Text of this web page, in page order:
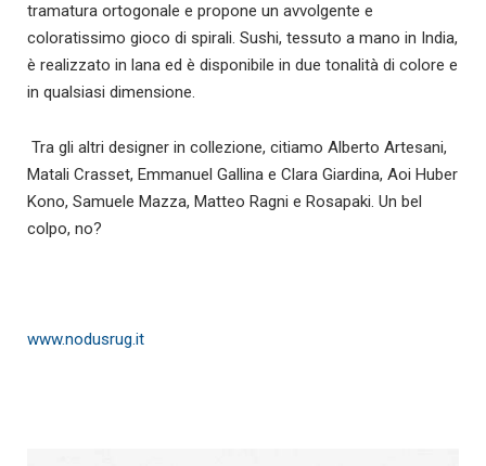
tramatura ortogonale e propone un avvolgente e
coloratissimo gioco di spirali. Sushi, tessuto a mano in India,
è realizzato in lana ed è disponibile in due tonalità di colore e
in qualsiasi dimensione.
Tra gli altri designer in collezione, citiamo Alberto Artesani,
Matali Crasset, Emmanuel Gallina e Clara Giardina, Aoi Huber
Kono, Samuele Mazza, Matteo Ragni e Rosapaki. Un bel
colpo, no?
www.nodusrug.it